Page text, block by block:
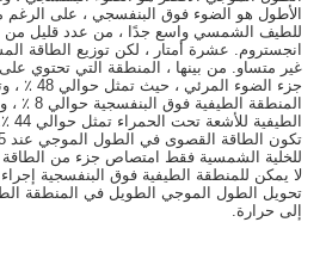
الأطول هو الضوء فوق البنفسجي ، على
للطيف الشمسي واسع جدًا ، من عدد قليل من
انجستروم. عشرة أمتار ، لكن توزيع الطاقة
غير متساو. من بينها ، المنطقة التي تحتوي
جزء الضوء
المنطقة
للخلية الشمسية فقط امتصاص جزء من الطاقة
لا يمكن للمنطقة الطيفية فوق البنفسجية
تحويل الطول الموجي الطويل في المنطقة
إلى حرارة.